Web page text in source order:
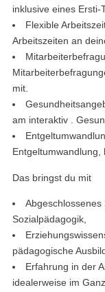
inklusive eines Ersti-
Flexible
Arbeitszeiten an
mit.
am interaktiv .
Entgeltumwandlung,
Das bringst du mit
Abgeschlossenes
Sozialpädagogik,
pädagogische
Erfahrung in der
idealerweise im